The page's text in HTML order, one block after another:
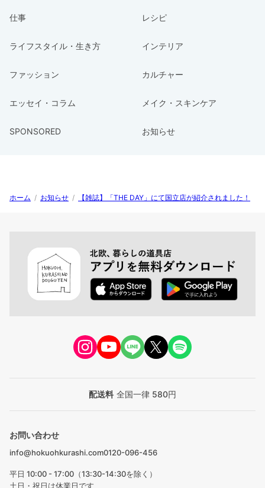
仕事 レシピ
ライフスタイル・生き方 インテリア
ファッション カルチャー
エッセイ・コラム メイク・スキンケア
SPONSORED お知らせ
ホーム / お知らせ / 【雑誌】「THE DAY」にて国立店が紹介されました！
配送料 全国一律 580円
お問い合わせ
info@hokuohkurashi.com0120-096-456
平日 10:00 - 17:00（13:30-14:30を除く）
土日・祝日は休業日です